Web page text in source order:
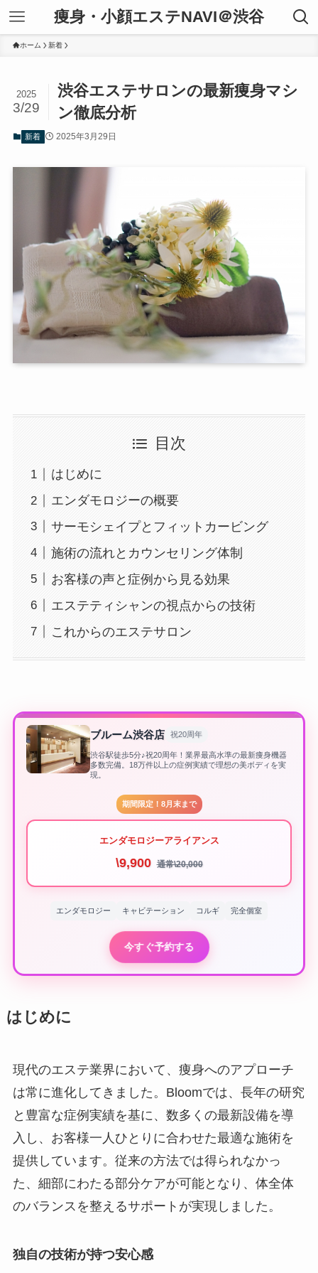
痩身・小顔エステNAVI＠渋谷
ホーム 新着
渋谷エステサロンの最新痩身マシ
ン徹底分析
2025
3/29
新着 2025年3月29日
目次
はじめに
エンダモロジーの概要
サーモシェイプとフィットカービング
施術の流れとカウンセリング体制
お客様の声と症例から見る効果
エステティシャンの視点からの技術
これからのエステサロン
ブルーム渋谷店 祝20周年
渋谷駅徒歩5分♪祝20周年！業界最高水準の最新痩身機器
多数完備。18万件以上の症例実績で理想の美ボディを実
現。
期間限定！8月末まで
エンダモロジーアライアンス
\9,900 通常\20,000
エンダモロジー キャビテーション コルギ 完全個室
今すぐ予約する
はじめに
現代のエステ業界において、痩身へのアプローチ
は常に進化してきました。Bloomでは、長年の研究
と豊富な症例実績を基に、数多くの最新設備を導
入し、お客様一人ひとりに合わせた最適な施術を
提供しています。従来の方法では得られなかっ
た、細部にわたる部分ケアが可能となり、体全体
のバランスを整えるサポートが実現しました。
独自の技術が持つ安心感